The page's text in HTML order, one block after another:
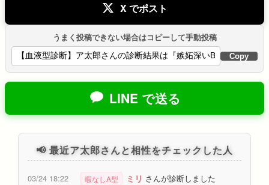
X でポスト
うまく投稿できない場合はコピーして手動投稿
Copy
LINE で送る
📢 最近ア太郎さんと相性をチェックした人
03/24 18:22 暇なしA型 ミリ さんが診断しました